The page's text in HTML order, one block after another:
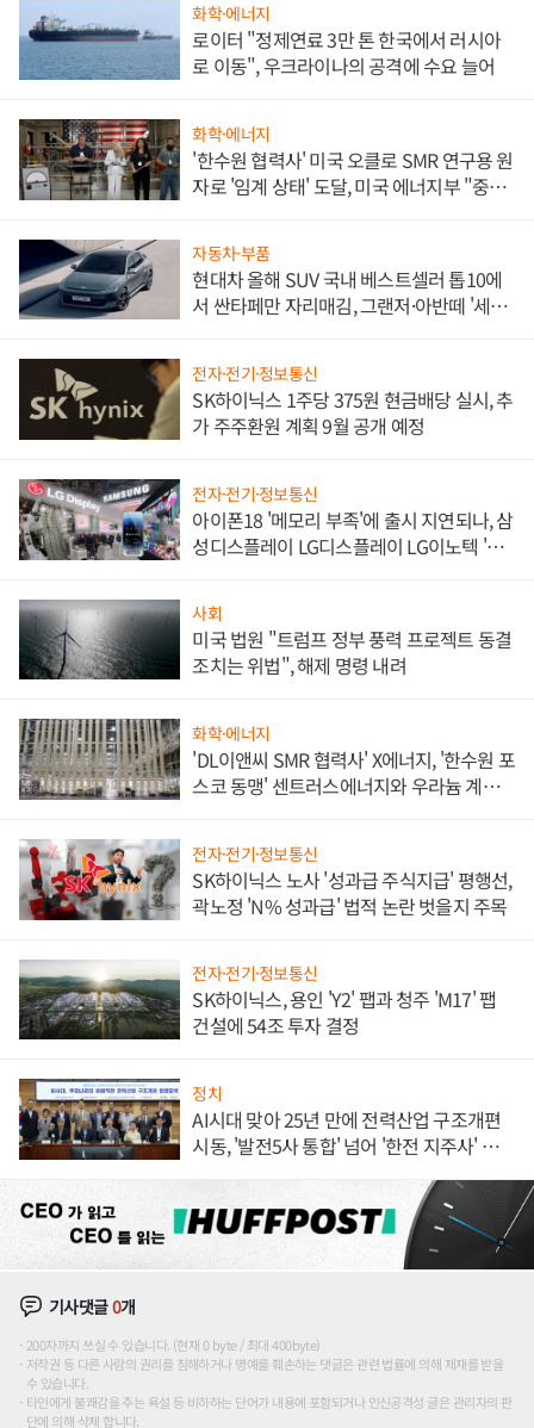
화학·에너지
로이터 "정제연료 3만 톤 한국에서 러시아
로 이동", 우크라이나의 공격에 수요 늘어
화학·에너지
'한수원 협력사' 미국 오클로 SMR 연구용 원
자로 '임계 상태' 도달, 미국 에너지부 "중요
자동차·부품
현대차 올해 SUV 국내 베스트셀러 톱10에
서 싼타페만 자리매김, 그랜저·아반떼 '세단
전자·전기·정보통신
SK하이닉스 1주당 375원 현금배당 실시, 추
가 주주환원 계획 9월 공개 예정
전자·전기·정보통신
아이폰18 '메모리 부족'에 출시 지연되나, 삼
성디스플레이 LG디스플레이 LG이노텍 '탈
사회
미국 법원 "트럼프 정부 풍력 프로젝트 동결
조치는 위법", 해제 명령 내려
화학·에너지
'DL이앤씨 SMR 협력사' X에너지, '한수원 포
스코 동맹' 센트러스에너지와 우라늄 계약
전자·전기·정보통신
SK하이닉스 노사 '성과급 주식지급' 평행선,
곽노정 'N% 성과급' 법적 논란 벗을지 주목
전자·전기·정보통신
SK하이닉스, 용인 'Y2' 팹과 청주 'M17' 팹
건설에 54조 투자 결정
정치
AI시대 맞아 25년 만에 전력산업 구조개편
시동, '발전5사 통합' 넘어 '한전 지주사' 재편
기사댓글0개
200자까지 쓰실 수 있습니다. (현재 0 byte / 최대 400byte)
저작권 등 다른 사람의 권리를 침해하거나 명예를 훼손하는 댓글은 관련 법률에 의해 제재를 받을
수 있습니다.
타인에게 불쾌감을 주는 욕설 등 비하하는 단어가 내용에 포함되거나 인신공격성 글은 관리자의 판
단에 의해 삭제 합니다.